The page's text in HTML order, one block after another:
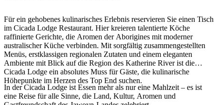
Für ein gehobenes kulinarisches Erlebnis reservieren Sie einen Tisch
im Cicada Lodge Restaurant. Hier kreieren talentierte Köche
raffinierte Gerichte, die Aromen der Aborigines mit moderner
australischer Küche verbinden. Mit sorgfältig zusammengestellten
Menüs, erstklassigen regionalen Zutaten und einem eleganten
Ambiente mit Blick auf die Region des Katherine River ist die
Cicada Lodge ein absolutes Muss für Gäste, die kulinarische
Höhepunkte im Herzen des Top End suchen.
In der Cicada Lodge ist Essen mehr als nur eine Mahlzeit – es ist
eine Reise für alle Sinne, die Land, Kultur, Aromen und